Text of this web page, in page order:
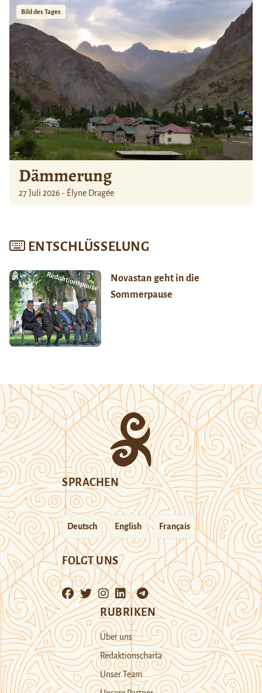
Bild des Tages
Dämmerung
27 Juli 2026 - Élyne Dragée
ENTSCHLÜSSELUNG
Novastan geht in die
Sommerpause
SPRACHEN
Deutsch English Français
FOLGT UNS
RUBRIKEN
Über uns
Redaktionscharta
Unser Team